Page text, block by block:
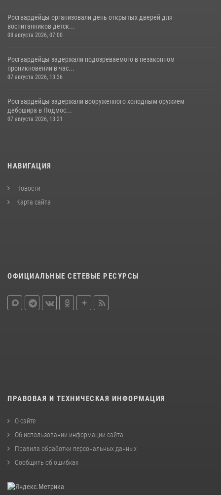
Росгвардейцы организовали день открытых дверей для
воспитанников детск...
08 августа 2026, 07:00
Росгвардейцы задержали подозреваемого в незаконном
проникновении в час...
07 августа 2026, 13:36
Росгвардейцы задержали вооруженного холодным оружием
дебошира в Подмос...
07 августа 2026, 13:21
НАВИГАЦИЯ
Новости
Карта сайта
ОФИЦИАЛЬНЫЕ СЕТЕВЫЕ РЕСУРСЫ
ПРАВОВАЯ И ТЕХНИЧЕСКАЯ ИНФОРМАЦИЯ
О сайте
Об использовании информации сайта
Правила обработки персональных данных
Сообщить об ошибках